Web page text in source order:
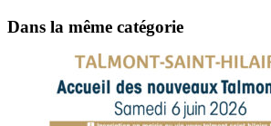
Dans la même catégorie